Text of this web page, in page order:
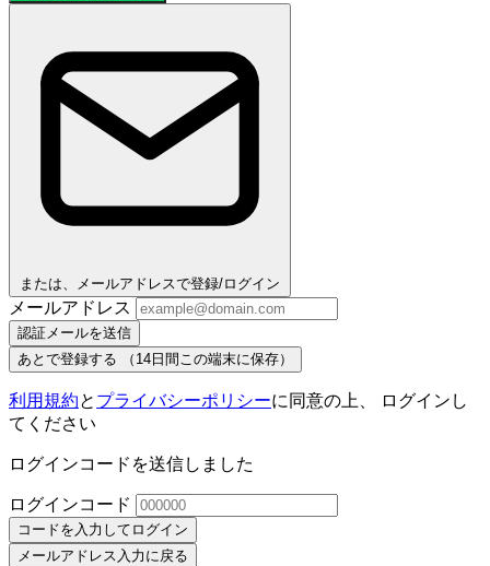
または、メールアドレスで登録/ログイン
メールアドレス
認証メールを送信
あとで登録する
（14日間この端末に保存）
利用規約と プライバシーポリシーに同意の上、 ログインし
てください
ログインコードを送信しました
ログインコード
コードを入力してログイン
メールアドレス入力に戻る